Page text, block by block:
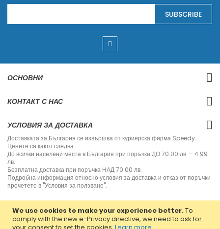
We use cookies to make your experience better.To
comply with the new e-Privacy directive, we need to ask for
S
g
o
O
N
s
e
t
t
e
r
:
SUBSCRIBE
ОСНОВНИ
КОНТАКТ С НАС
УСЛОВИЯ ЗА ДОСТАВКА
Доставката за България се извършва от куриерска фирма Speedy.
Цените са както следва:
До всички населени места в България при поръчка ДО 70.00 лв. – 4.99
лв.
Безплатна доставка при поръчка НАД 70.00 лв.
Подробна информация относно условия за доставка и отказ от поръчки
прочетете в "Условия за ползване".